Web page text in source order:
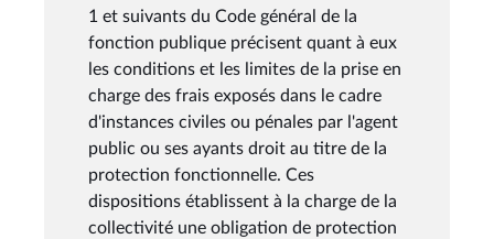
1 et suivants du Code général de la
fonction publique précisent quant à eux
les conditions et les limites de la prise en
charge des frais exposés dans le cadre
d'instances civiles ou pénales par l'agent
public ou ses ayants droit au titre de la
protection fonctionnelle. Ces
dispositions établissent à la charge de la
collectivité une obligation de protection